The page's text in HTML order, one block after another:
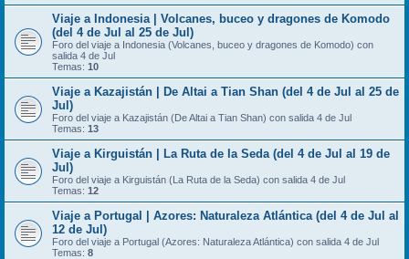
Viaje a Indonesia | Volcanes, buceo y dragones de Komodo
(del 4 de Jul al 25 de Jul)
Foro del viaje a Indonesia (Volcanes, buceo y dragones de Komodo) con
salida 4 de Jul
Temas: 10
Viaje a Kazajistán | De Altai a Tian Shan (del 4 de Jul al 25 de
Jul)
Foro del viaje a Kazajistán (De Altai a Tian Shan) con salida 4 de Jul
Temas: 13
Viaje a Kirguistán | La Ruta de la Seda (del 4 de Jul al 19 de
Jul)
Foro del viaje a Kirguistán (La Ruta de la Seda) con salida 4 de Jul
Temas: 12
Viaje a Portugal | Azores: Naturaleza Atlántica (del 4 de Jul al
12 de Jul)
Foro del viaje a Portugal (Azores: Naturaleza Atlántica) con salida 4 de Jul
Temas: 8